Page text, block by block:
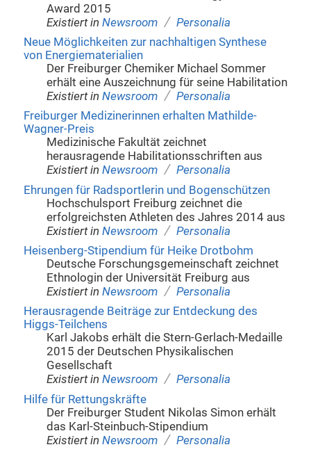
Award 2015
Existiert in Newsroom / Personalia
Neue Möglichkeiten zur nachhaltigen Synthese
von Energiematerialien
Der Freiburger Chemiker Michael Sommer
erhält eine Auszeichnung für seine Habilitation
Existiert in Newsroom / Personalia
Freiburger Medizinerinnen erhalten Mathilde-
Wagner-Preis
Medizinische Fakultät zeichnet
herausragende Habilitationsschriften aus
Existiert in Newsroom / Personalia
Ehrungen für Radsportlerin und Bogenschützen
Hochschulsport Freiburg zeichnet die
erfolgreichsten Athleten des Jahres 2014 aus
Existiert in Newsroom / Personalia
Heisenberg-Stipendium für Heike Drotbohm
Deutsche Forschungsgemeinschaft zeichnet
Ethnologin der Universität Freiburg aus
Existiert in Newsroom / Personalia
Herausragende Beiträge zur Entdeckung des
Higgs-Teilchens
Karl Jakobs erhält die Stern-Gerlach-Medaille
2015 der Deutschen Physikalischen
Gesellschaft
Existiert in Newsroom / Personalia
Hilfe für Rettungskräfte
Der Freiburger Student Nikolas Simon erhält
das Karl-Steinbuch-Stipendium
Existiert in Newsroom / Personalia